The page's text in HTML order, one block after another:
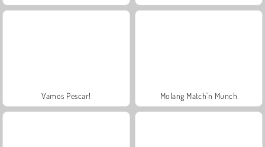
Vamos Pescar! Molang Match'n Munch